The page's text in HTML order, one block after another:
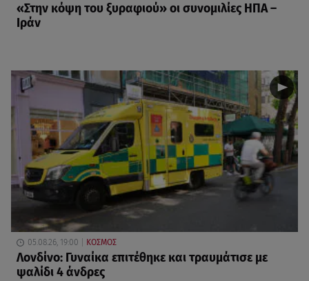
«Στην κόψη του ξυραφιού» οι συνομιλίες ΗΠΑ –
Ιράν
05.08.26, 19:00 ΚΟΣΜΟΣ
Λονδίνο: Γυναίκα επιτέθηκε και τραυμάτισε με
ψαλίδι 4 άνδρες